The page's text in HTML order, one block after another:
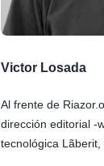
Victor Losada
Al frente de
dirección editorial -
tecnológica